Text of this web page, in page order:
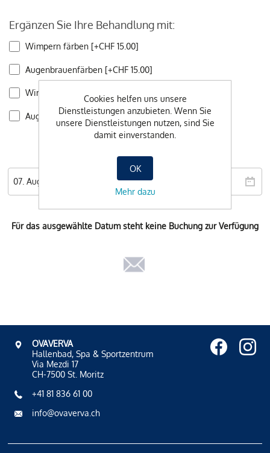
Ergänzen Sie Ihre Behandlung mit:
Wimpern färben [+CHF 15.00]
Augenbrauenfärben [+CHF 15.00]
Wimpern und Augenbrauenfärben [+CHF 25.00]
Augenbrauen zupfen [+CHF 15.00]
Wunschdatum
Für das ausgewählte Datum steht keine Buchung zur Verfügung
OVAVERVA
Hallenbad, Spa & Sportzentrum
Via Mezdi 17
CH-7500 St. Moritz
+41 81 836 61 00
info@ovaverva.ch
Cookies helfen uns unsere
Dienstleistungen anzubieten. Wenn Sie
unsere Dienstleistungen nutzen, sind Sie
damit einverstanden.
OK
Mehr dazu